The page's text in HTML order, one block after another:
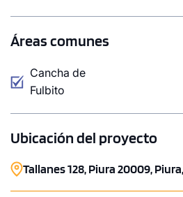
Áreas comunes
Cancha de
Fulbito
Ubicación del proyecto
Tallanes 128, Piura 20009,